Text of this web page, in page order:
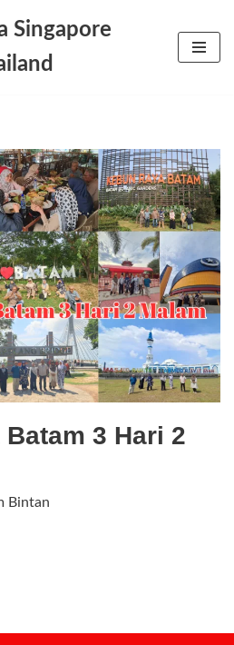
Singapore
3 Hari 2
Bintan